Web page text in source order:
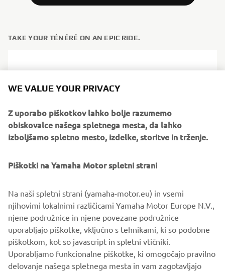
TAKE YOUR TÉNÉRÉ ON AN EPIC RIDE.
Na dogodkih Ténéré Spirit Experience se boste vozili s
svojim strojem, vendar vam ni treba skrbeti, da boste
naredili preveč sprememb. Tehniki MBSM bodo vaš
Ténéré pred vožnjo opremili s posebnimi kolesi in
pnevmatikami ter navigacijsko opremo – v nekaterih
primerih pa bo moral biti Ténéré za posebne dogodke
opremljen tudi z dodatnim rezervoarjem za gorivo.
WE VALUE YOUR PRIVACY
Z uporabo piškotkov lahko bolje razumemo
obiskovalce našega spletnega mesta, da lahko
izboljšamo spletno mesto, izdelke, storitve in trženje.
Piškotki na Yamaha Motor spletni strani
Na naši spletni strani (yamaha-motor.eu) in vsemi
njihovimi lokalnimi različicami Yamaha Motor Europe N.V.,
njene podružnice in njene povezane podružnice
uporabljajo piškotke, vključno s tehnikami, ki so podobne
piškotkom, kot so javascript in spletni vtičniki.
Uporabljamo funkcionalne piškotke, ki omogočajo pravilno
delovanje našega spletnega mesta in vam zagotavljajo